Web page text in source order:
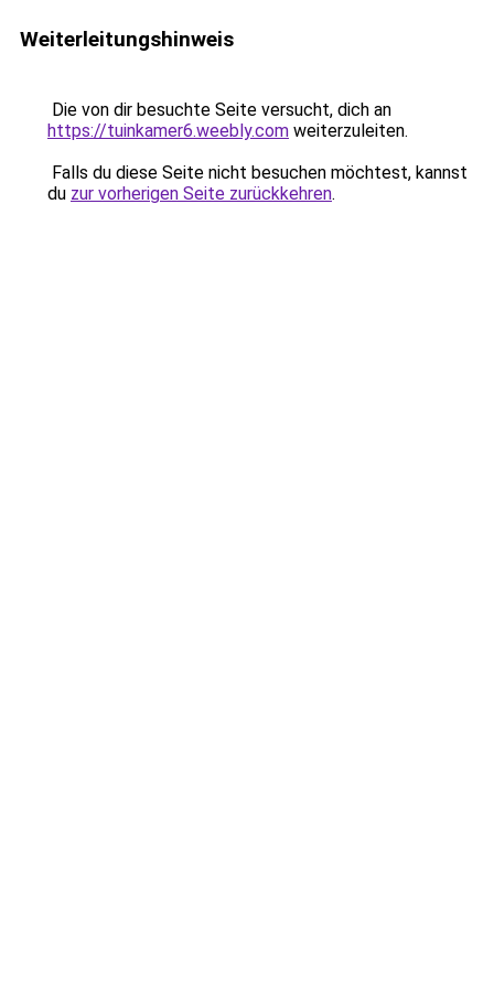
Weiterleitungshinweis
Die von dir besuchte Seite versucht, dich an
https://tuinkamer6.weebly.com weiterzuleiten.
Falls du diese Seite nicht besuchen möchtest, kannst
du zur vorherigen Seite zurückkehren.